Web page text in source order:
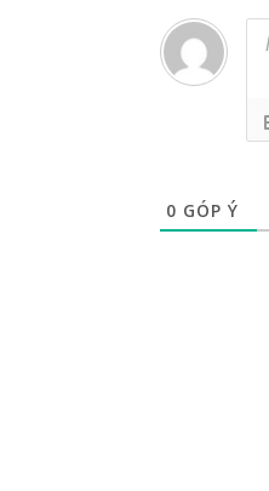
0 GÓP Ý